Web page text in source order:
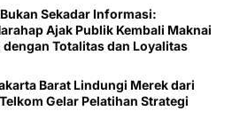
Sekadar Informasi:
Ajak Publik Kembali Maknai
dengan Totalitas dan Loyalitas
Barat Lindungi Merek dari
Gelar Pelatihan Strategi